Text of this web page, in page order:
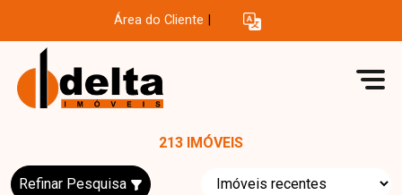
Área do Cliente
213 IMÓVEIS
Refinar Pesquisa